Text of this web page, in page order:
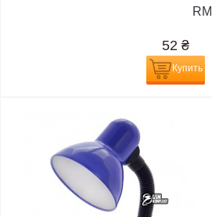
52 ₴
Купить